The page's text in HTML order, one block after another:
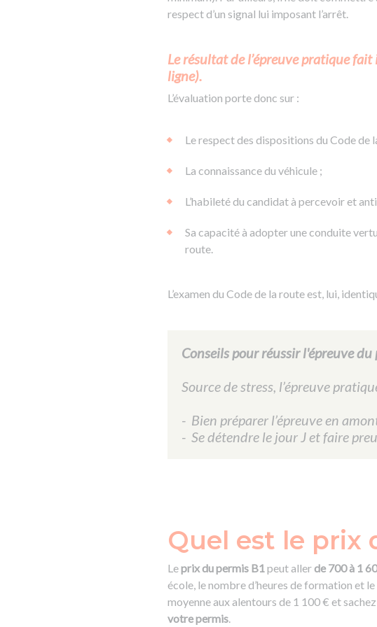
respect d’un signal lui imposant l’arrêt.
Le résultat de l’épreuve pratique
ligne).
L’évaluation porte donc sur :
Le respect des dispositions du Code de
La connaissance du véhicule ;
L’habileté du candidat à percevoir et
Sa capacité à adopter une conduite
route.
L’examen du Code de la route est, lui,
Conseils pour réussir l'épreuve du
Source de stress, l’épreuve
- Bien préparer l’épreuve en
- Se détendre le jour J et faire
Quel est le prix
Leprix du permis B1peut allerde 700 à 1
école, le nombre d’heures de formation et
moyenne aux alentours de 1 100 € et
votre permis.